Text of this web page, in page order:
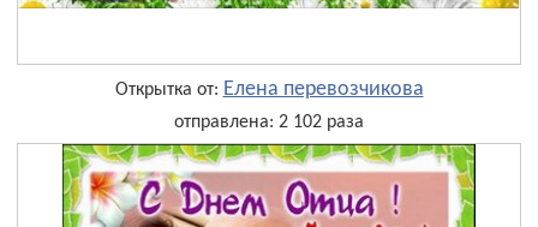
Открытка от: Елена перевозчикова
отправлена: 2 102 раза